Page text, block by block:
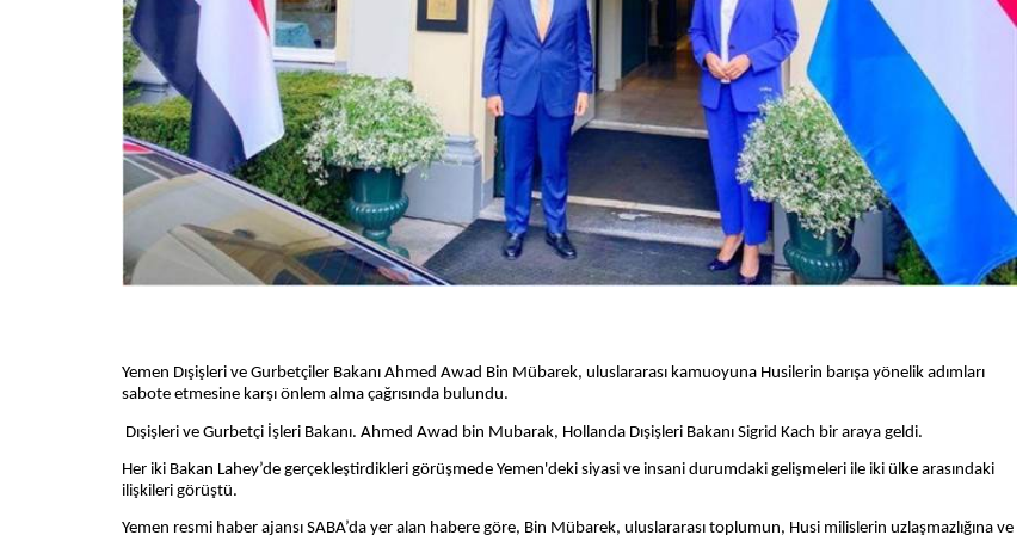
Yemen Dışişleri ve Gurbetçiler Bakanı Ahmed Awad Bin Mübarek, uluslararası kamuoyuna Husilerin barışa yönelik adımları
sabote etmesine karşı önlem alma çağrısında bulundu.
Dışişleri ve Gurbetçi İşleri Bakanı. Ahmed Awad bin Mubarak, Hollanda Dışişleri Bakanı Sigrid Kach bir araya geldi.
Her iki Bakan Lahey’de gerçekleştirdikleri görüşmede Yemen'deki siyasi ve insani durumdaki gelişmeleri ile iki ülke arasındaki
ilişkileri görüştü.
Yemen resmi haber ajansı SABA’da yer alan habere göre, Bin Mübarek, uluslararası toplumun, Husi milislerin uzlaşmazlığına ve